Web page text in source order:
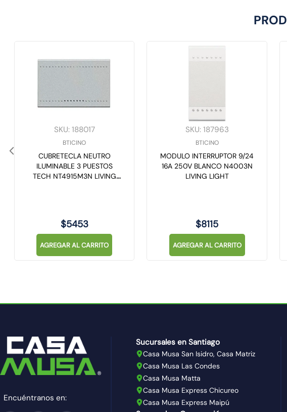
SKU: 188017
BTICINO
CUBRETECLA NEUTRO
ILUMINABLE 3 PUESTOS
TECH NT4915M3N LIVING
$5453
AGREGAR AL CARRITO
SKU: 187963
BTICINO
MODULO INTERRUPTOR 9/24
16A 250V BLANCO N4003N
LIVING LIGHT
$8115
AGREGAR AL CARRITO
Encuéntranos en:
Sucursales en Santiago
Casa Musa San Isidro, Casa Matriz
Casa Musa Las Condes
Casa Musa Matta
Casa Musa Express Chicureo
Casa Musa Express Maipú